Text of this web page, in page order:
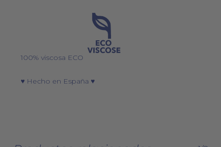
100% viscosa ECO
♥ Hecho en España ♥